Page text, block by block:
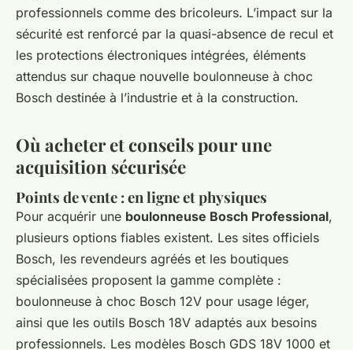
professionnels comme des bricoleurs. L’impact sur la
sécurité est renforcé par la quasi-absence de recul et
les protections électroniques intégrées, éléments
attendus sur chaque nouvelle boulonneuse à choc
Bosch destinée à l’industrie et à la construction.
Où acheter et conseils pour une
acquisition sécurisée
Points de vente : en ligne et physiques
Pour acquérir une boulonneuse Bosch Professional,
plusieurs options fiables existent. Les sites officiels
Bosch, les revendeurs agréés et les boutiques
spécialisées proposent la gamme complète :
boulonneuse à choc Bosch 12V pour usage léger,
ainsi que les outils Bosch 18V adaptés aux besoins
professionnels. Les modèles Bosch GDS 18V 1000 et